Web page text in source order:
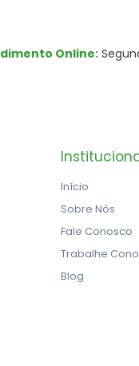
Online:
Início
Sobre Nós
Fale Conosco
Trabalhe
Blog